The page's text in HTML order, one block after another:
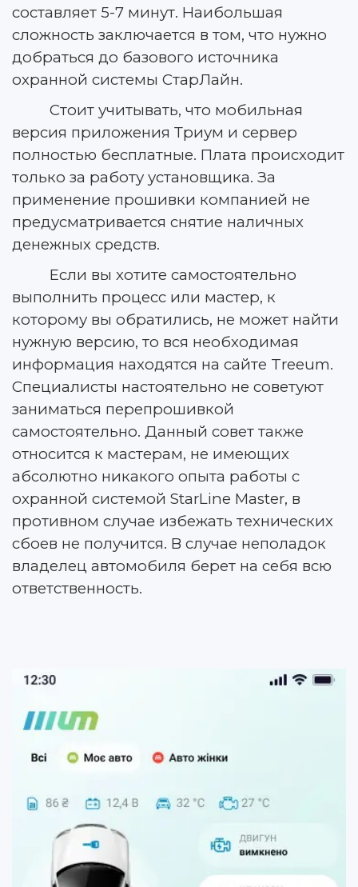
составляет 5-7 минут. Наибольшая
сложность заключается в том, что нужно
добраться до базового источника
охранной системы СтарЛайн.
Стоит учитывать, что мобильная
версия приложения Триум и сервер
полностью бесплатные. Плата происходит
только за работу установщика. За
применение прошивки компанией не
предусматривается снятие наличных
денежных средств.
Если вы хотите самостоятельно
выполнить процесс или мастер, к
которому вы обратились, не может найти
нужную версию, то вся необходимая
информация находятся на сайте Treeum.
Специалисты настоятельно не советуют
заниматься перепрошивкой
самостоятельно. Данный совет также
относится к мастерам, не имеющих
абсолютно никакого опыта работы с
охранной системой StarLine Master, в
противном случае избежать технических
сбоев не получится. В случае неполадок
владелец автомобиля берет на себя всю
ответственность.